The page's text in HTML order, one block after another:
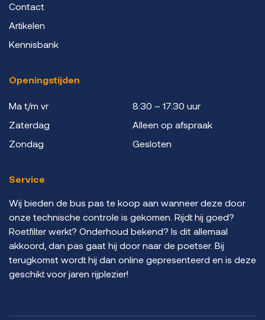
Contact
Artikelen
Kennisbank
Openingstijden
Ma t/m vr
8:30 – 17:30 uur
Zaterdag
Alleen op afspraak
Zondag
Gesloten
Service
Wij bieden de bus pas te koop aan wanneer deze door
onze technische controle is gekomen. Rijdt hij goed?
Roetfilter werkt? Onderhoud bekend? Is dit allemaal
akkoord, dan pas gaat hij door naar de poetser. Bij
terugkomst wordt hij dan online gepresenteerd en is deze
geschikt voor jaren rijplezier!